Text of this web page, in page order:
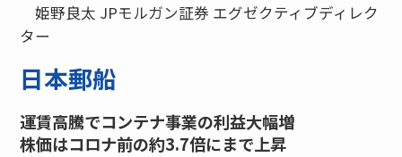
姫野良太 JPモルガン証券 エグゼクティブディレク
ター
日本郵船
運賃高騰でコンテナ事業の利益大幅増
株価はコロナ前の約3.7倍にまで上昇